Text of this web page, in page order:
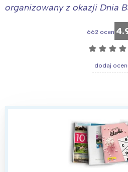
organizowany z okazji Dnia
662 ocen
☆ ☆ ☆ ☆
dodaj